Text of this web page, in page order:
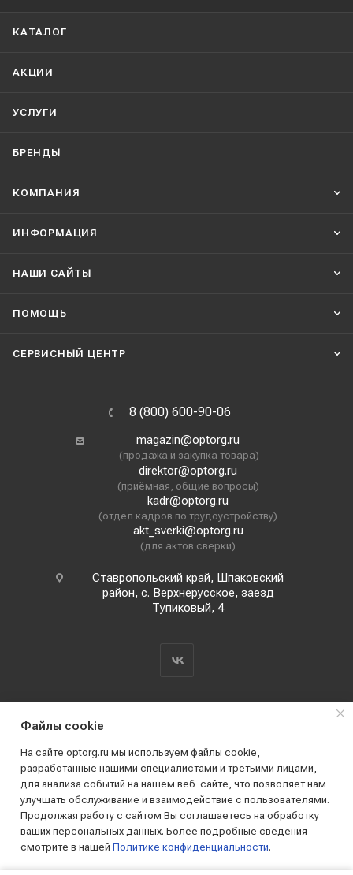
КАТАЛОГ
АКЦИИ
УСЛУГИ
БРЕНДЫ
КОМПАНИЯ
ИНФОРМАЦИЯ
НАШИ CАЙТЫ
ПОМОЩЬ
СЕРВИСНЫЙ ЦЕНТР
8 (800) 600-90-06
magazin@optorg.ru
(продажа и закупка товара)
direktor@optorg.ru
(приёмная, общие вопросы)
kadr@optorg.ru
(отдел кадров по трудоустройству)
akt_sverki@optorg.ru
(для актов сверки)
Ставропольский край, Шпаковский
район, с. Верхнерусское, заезд
Тупиковый, 4
2019 - 2026 © АО КПК "Ставропольстройопторг"
Все права защищены
Файлы cookie
На сайте optorg.ru мы используем файлы cookie,
разработанные нашими специалистами и третьими лицами,
для анализа событий на нашем веб-сайте, что позволяет нам
улучшать обслуживание и взаимодействие с пользователями.
Продолжая работу с сайтом Вы соглашаетесь на обработку
ваших персональных данных. Более подробные сведения
смотрите в нашей Политике конфиденциальности.